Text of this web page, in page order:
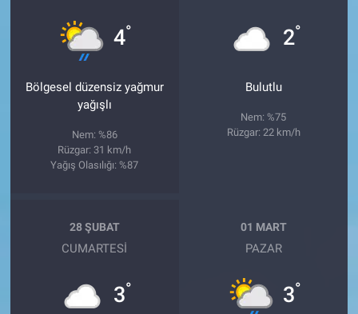
4°
Bölgesel düzensiz yağmur
yağışlı
Nem: %86
Rüzgar: 31 km/h
Yağış Olasılığı: %87
2°
Bulutlu
Nem: %75
Rüzgar: 22 km/h
28 ŞUBAT
CUMARTESI
3°
01 MART
PAZAR
3°